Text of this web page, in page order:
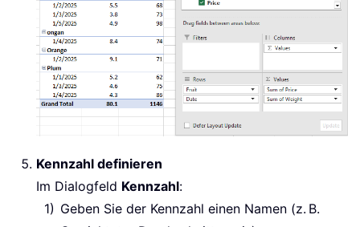
Kennzahl definieren
Im Dialogfeld Kennzahl:
Geben Sie der Kennzahl einen Namen (z. B.